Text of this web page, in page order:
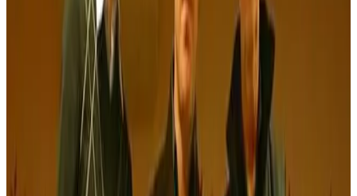
Les téléspectateurs de TV Breizh le savaient déjà. Les amateurs de
DVD pourront désormais le vérifier : l'inspecteur Columbo parle
breton. L'association Dizale vient en effet de sortir trois épisodes (29
€ le tout). Toujours en DVD, et également sous-titrée en breton et en
français, l'association propose une animation, Enez Black Mór (19
Nous essayons de lancer une collection de DVD en breton
indique Samuel Julien, directeur général de Dizale.
Nous avons
créé ce marché, nous le développons
. » Les DVD sont créés
intégralement en Bretagne, de leur conception à leur pressage, en
passant par l'enregistrement, à Lorient.